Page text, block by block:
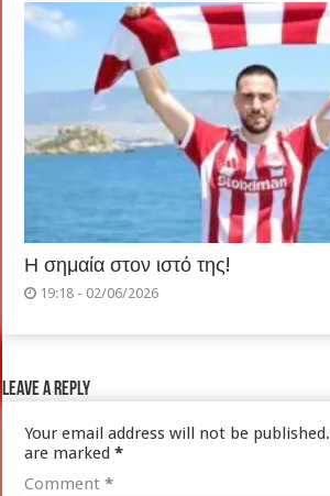
Η σημαία στον ιστό της!
19:18 - 02/06/2026
Leave a Reply
Your email address will not be published.
are marked*
Comment*